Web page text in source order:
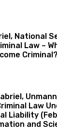
National
Law –
Law
Liability
and